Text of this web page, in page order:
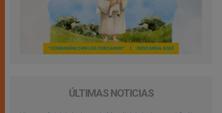
ÚLTIMAS NOTICIAS